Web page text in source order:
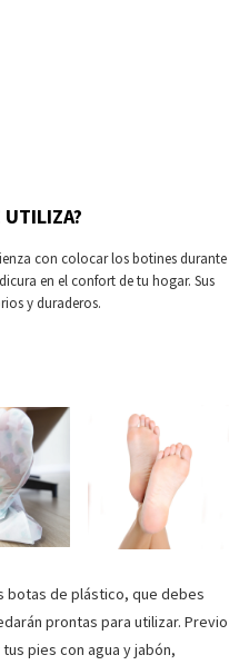
UTILIZA?
con colocar los botines durante
en el confort de tu hogar. Sus
y duraderos.
botas de plástico, que debes
prontas para utilizar. Previo
pies con agua y jabón,